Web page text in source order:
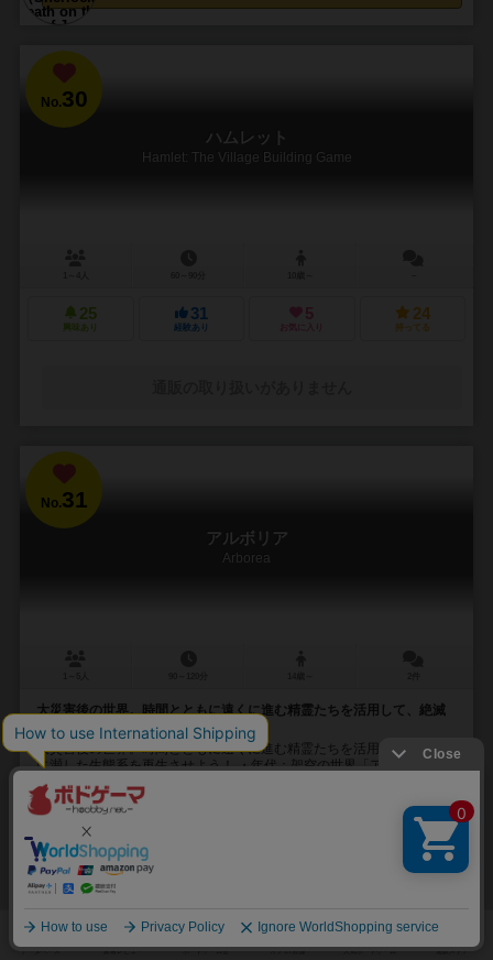
No.30
ハムレット
Hamlet: The Village Building Game
25
興味あり
31
経験あり
5
お気に入り
24
持ってる
No.31
アルボリア
Arborea
大災害後の世界。時間とともに遠くに進む精霊たちを活用して、絶滅
に瀕した生態系を再生させよう！
大災害後の世界。時間とともに遠くに進む精霊たちを活用して、絶滅
に瀕した生態系を再生させよう！ ・年代：架空の世界「アルボリア」
・場所：生命が残された各地 ・プレイ...
31
興味あり
29
持ってる